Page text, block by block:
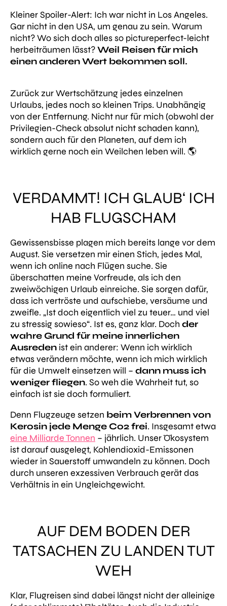
Kleiner Spoiler-Alert: Ich war nicht in Los Angeles.
Gar nicht in den USA, um genau zu sein. Warum
nicht? Wo sich doch alles so pictureperfect-leicht
herbeiträumen lässt?Weil Reisen für mich
einen anderen Wert bekommen soll.
Zurück zur Wertschätzung jedes einzelnen
Urlaubs, jedes noch so kleinen Trips. Unabhängig
von der Entfernung. Nicht nur für mich (obwohl der
Privilegien-Check absolut nicht schaden kann),
sondern auch für den Planeten, auf dem ich
wirklich gerne noch ein Weilchen leben will. 🌎
VERDAMMT! ICH GLAUB‘ ICH
HAB FLUGSCHAM
Gewissensbisse plagen mich bereits lange vor dem
August. Sie versetzen mir einen Stich, jedes Mal,
wenn ich online nach Flügen suche. Sie
überschatten meine Vorfreude, als ich den
zweiwöchigen Urlaub einreiche. Sie sorgen dafür,
dass ich vertröste und aufschiebe, versäume und
zweifle. „Ist doch eigentlich viel zu teuer… und viel
zu stressig sowieso“. Ist es, ganz klar. Doch der
wahre Grund für meine innerlichen
Ausreden ist ein anderer: Wenn ich wirklich
etwas verändern möchte, wenn ich mich wirklich
für die Umwelt einsetzen will – dann muss ich
weniger fliegen. So weh die Wahrheit tut, so
einfach ist sie doch formuliert.
Denn Flugzeuge setzen beim Verbrennen von
Kerosin jede Menge Co2 frei. Insgesamt etwa
eine Milliarde Tonnen – jährlich. Unser Ökosystem
ist darauf ausgelegt, Kohlendioxid-Emissonen
wieder in Sauerstoff umwandeln zu können. Doch
durch unseren exzessiven Verbrauch gerät das
Verhältnis in ein Ungleichgewicht.
AUF DEM BODEN DER
TATSACHEN ZU LANDEN TUT
WEH
Klar, Flugreisen sind dabei längst nicht der alleinige